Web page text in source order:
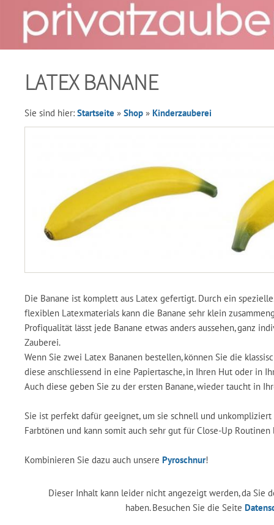
LATEX BANANE
Sie sind hier: Startseite » Shop » Kinderzauberei
Die Banane ist komplett aus Latex gefertigt. Durch ein
flexiblen Latexmaterials kann die Banane sehr klein
Profiqualität lässt jede Banane etwas anders aussehen, ganz
Zauberei.
Wenn Sie zwei Latex Bananen bestellen, können Sie die
diese anschliessend in eine Papiertasche, in Ihren Hut oder in
Auch diese geben Sie zu der ersten Banane, wieder taucht in
Sie ist perfekt dafür geeignet, um sie schnell und
Farbtönen und kann somit auch sehr gut für Close-Up
Kombinieren Sie dazu auch unsere Pyroschnur!
Dieser Inhalt kann leider nicht angezeigt werden, da
haben. Besuchen Sie die Seite